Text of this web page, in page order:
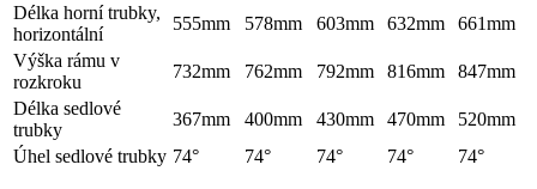
Délka horní trubky,
horizontální
555mm 578mm 603mm 632mm
661mm
Výška rámu v
rozkroku
732mm 762mm 792mm 816mm
847mm
Délka sedlové
trubky
367mm 400mm 430mm 470mm
520mm
Úhel sedlové trubky 74° 74° 74° 74° 74°